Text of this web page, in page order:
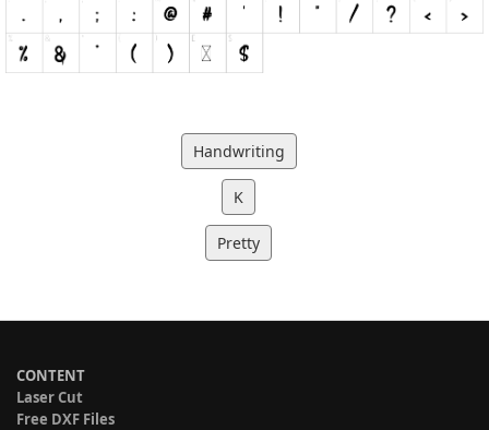
Handwriting
K
Pretty
CONTENT
Laser Cut
Free DXF Files